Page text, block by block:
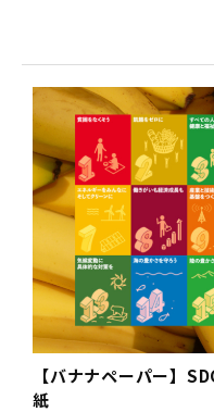
【バナナペーパー】
紙